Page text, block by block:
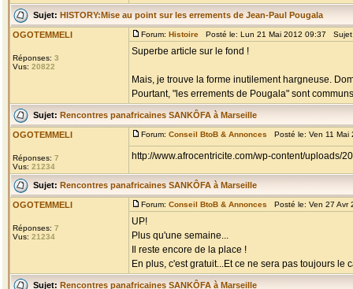
Sujet: HISTORY:Mise au point sur les errements de Jean-Paul Pougala
OGOTEMMELI
Réponses: 3
Vus: 20822
Forum: Histoire Posté le: Lun 21 Mai 2012 09:37
Superbe article sur le fond !
Mais, je trouve la forme inutilement hargneuse.
Pourtant, "les errements de Pougala" sont
Sujet: Rencontres panafricaines SANKÔFA à Marseille
OGOTEMMELI
Réponses: 7
Vus: 21234
Forum: Conseil BtoB & Annonces Posté le: Ven 11
http://www.afrocentricite.com/wp-content/uploads/
Sujet: Rencontres panafricaines SANKÔFA à Marseille
OGOTEMMELI
Réponses: 7
Vus: 21234
Forum: Conseil BtoB & Annonces Posté le: Ven 27
UP!
Plus qu'une semaine...
Il reste encore de la place !
En plus, c'est gratuit...Et ce ne sera pas toujours le
Sujet: Rencontres panafricaines SANKÔFA à Marseille